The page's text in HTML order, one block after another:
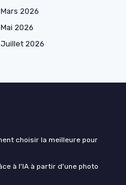
Mars 2026
Mai 2026
Juillet 2026
choisir la meilleure pour
à l'IA à partir d'une photo